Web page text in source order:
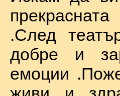
.След
добре и
емоции